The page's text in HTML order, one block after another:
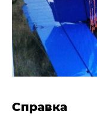
Справка